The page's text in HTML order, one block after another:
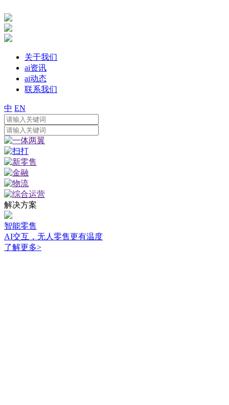
关于我们
ai资讯
ai动态
联系我们
中 EN
解决方案
智能零售
AI交互，无人零售更有温度
了解更多>